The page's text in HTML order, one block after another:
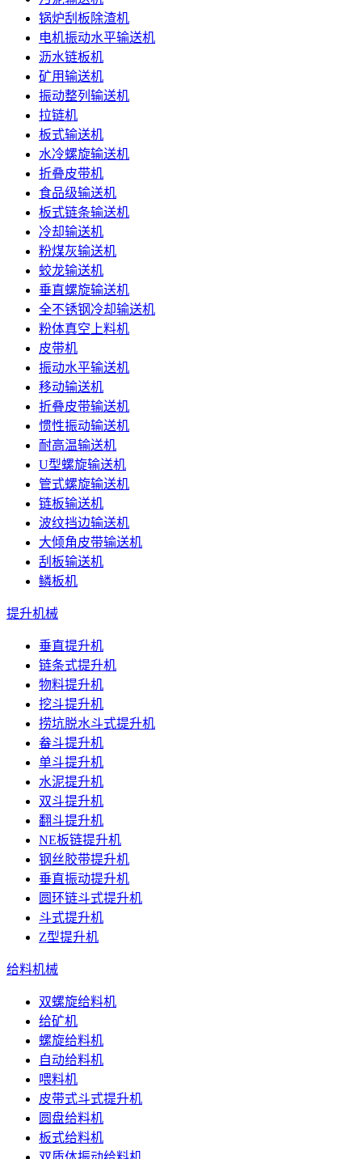
锅炉刮板除渣机
电机振动水平输送机
沥水链板机
矿用输送机
振动整列输送机
拉链机
板式输送机
水冷螺旋输送机
折叠皮带机
食品级输送机
板式链条输送机
冷却输送机
粉煤灰输送机
蛟龙输送机
垂直螺旋输送机
全不锈钢冷却输送机
粉体真空上料机
皮带机
振动水平输送机
移动输送机
折叠皮带输送机
惯性振动输送机
耐高温输送机
U型螺旋输送机
管式螺旋输送机
链板输送机
波纹挡边输送机
大倾角皮带输送机
刮板输送机
鳞板机
提升机械
垂直提升机
链条式提升机
物料提升机
挖斗提升机
捞坑脱水斗式提升机
畚斗提升机
单斗提升机
水泥提升机
双斗提升机
翻斗提升机
NE板链提升机
钢丝胶带提升机
垂直振动提升机
圆环链斗式提升机
斗式提升机
Z型提升机
给料机械
双螺旋给料机
给矿机
螺旋给料机
自动给料机
喂料机
皮带式斗式提升机
圆盘给料机
板式给料机